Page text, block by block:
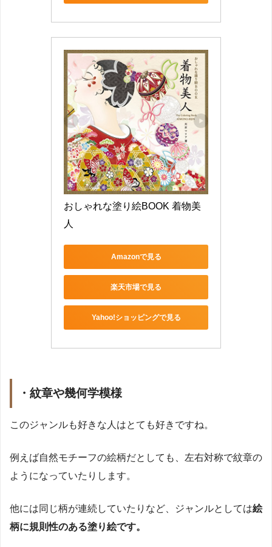
おしゃれな塗り絵BOOK 着物美
人
Amazonで見る
楽天市場で見る
Yahoo!ショッピングで見る
・紋章や幾何学模様
このジャンルも好きな人はとても好きですね。
例えば自然モチーフの絵柄だとしても、左右対称で紋章の
ようになっていたりします。
他には同じ柄が連続していたりなど、ジャンルとしては絵
柄に規則性のある塗り絵です。